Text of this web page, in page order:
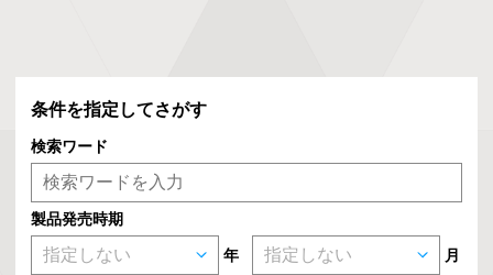
条件を指定してさがす
検索ワード
製品発売時期
年 月